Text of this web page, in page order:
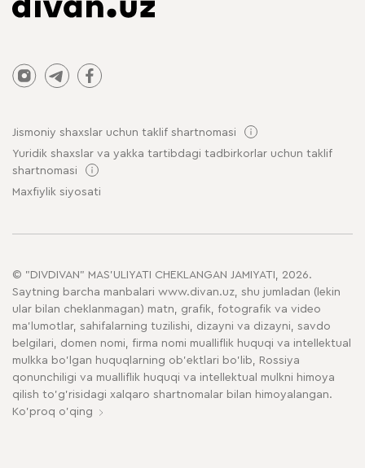
Jismoniy shaxslar uchun taklif shartnomasi
Yuridik shaxslar va yakka tartibdagi tadbirkorlar uchun taklif
shartnomasi
Maxfiylik siyosati
© "DIVDIVAN" MAS'ULIYATI CHEKLANGAN JAMIYATI, 2026.
Saytning barcha manbalari www.divan.uz, shu jumladan (lekin
ular bilan cheklanmagan) matn, grafik, fotografik va video
ma'lumotlar, sahifalarning tuzilishi, dizayni va dizayni, savdo
belgilari, domen nomi, firma nomi mualliflik huquqi va intellektual
mulkka bo'lgan huquqlarning ob'ektlari bo'lib, Rossiya
qonunchiligi va mualliflik huquqi va intellektual mulkni himoya
qilish to'g'risidagi xalqaro shartnomalar bilan himoyalangan.
Ko'proq o'qing